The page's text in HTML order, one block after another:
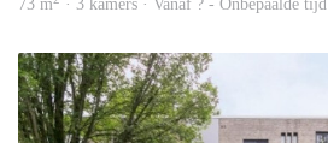
73 m · 3 kamers · Vanaf ? - Onbepaalde tijd